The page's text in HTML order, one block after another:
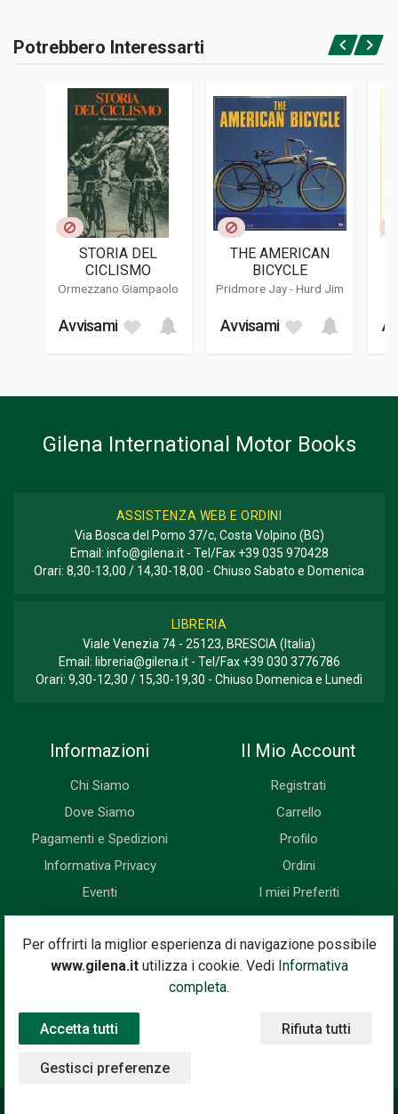
Rilegato
9781787112155
LINGUA DEL TESTO
DATA DI STAMPA
21 x 26 x 1,9 cm
Accedi o registrati
Potrebbero Interessarti
STORIA DEL
CICLISMO
Ormezzano Giampaolo
Avvisami
THE AMERICAN
BICYCLE
Pridmore Jay-Hurd Jim
Avvisami
Per offrirti la miglior esperienza di navigazione possibile
www.gilena.itutilizza i cookie. Vedi Informativa
completa.
Accetta tutti Rifiuta tutti
Gestisci preferenze
Gilena International Motor Books
ASSISTENZA WEB E ORDINI
Via Bosca del Pomo 37/c, Costa Volpino (BG)
Email: info@gilena.it- Tel/Fax +39 035 970428
Orari: 8,30-13,00 / 14,30-18,00 - Chiuso Sabato e Domenica
LIBRERIA
Viale Venezia 74 - 25123, BRESCIA (Italia)
Email: libreria@gilena.it- Tel/Fax +39 030 3776786
Orari: 9,30-12,30 / 15,30-19,30 - Chiuso Domenica e Lunedì
Informazioni
Chi Siamo
Dove Siamo
Pagamenti e Spedizioni
Informativa Privacy
Eventi
Il Mio Account
Registrati
Carrello
Profilo
Ordini
I miei Preferiti
Newsletter
Iscriviti subito alla nostra newsletter. Riceverai prima di tutti le
novità, le offerte, i prossimi eventi...
Indirizzo Email
Iscriviti